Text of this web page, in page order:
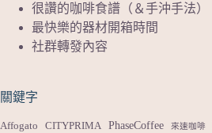
很讚的咖啡食譜（＆手沖手法）
最快樂的器材開箱時間
社群轉發內容
關鍵字
Affogato CITYPRIMA PhaseCoffee 來速咖啡